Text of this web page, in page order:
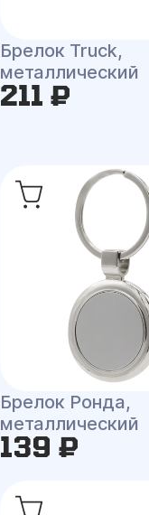
Брелок Truck,
металлический
211 ₽
Брелок Ронда,
металлический
139 ₽